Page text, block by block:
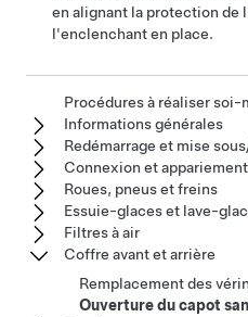
en alignant la protection de
l'enclenchant en place.
Procédures à réaliser soi-
Informations générales
Redémarrage et mise
Connexion et appariement
Roues, pneus et freins
Essuie-glaces et lave-
Filtres à air
Coffre avant et arrière
Remplacement des
Ouverture du capot